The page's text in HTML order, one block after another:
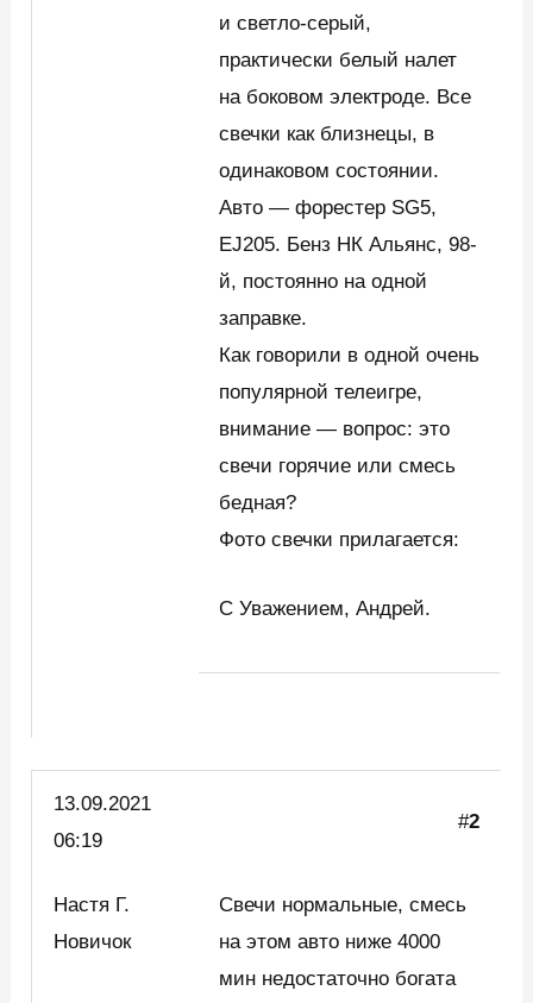
и светло-серый,
практически белый налет
на боковом электроде. Все
свечки как близнецы, в
одинаковом состоянии.
Авто — форестер SG5,
EJ205. Бенз НК Альянс, 98-
й, постоянно на одной
заправке.
Как говорили в одной очень
популярной телеигре,
внимание — вопрос: это
свечи горячие или смесь
бедная?
Фото свечки прилагается:
С Уважением, Андрей.
13.09.2021
06:19
#2
Настя Г.
Новичок
Свечи нормальные, смесь
на этом авто ниже 4000
мин недостаточно богата